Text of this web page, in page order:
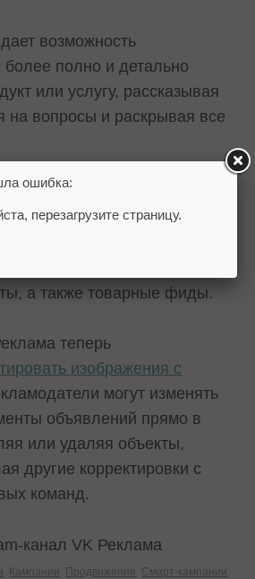
возможность
полно и детально
или услугу, рассказывая
на вопросы и раскрывая все
VK Реклама также
для смарт-кампаний
а также товарные фиды.
теперь
изображения с
могут изменять
объявлений прямо в
или удаляя объекты,
другие корректировки с
команд.
канал VK Реклама
Кампании Продвижение Смарт-кампании
ошибка:
перезагрузите страницу.